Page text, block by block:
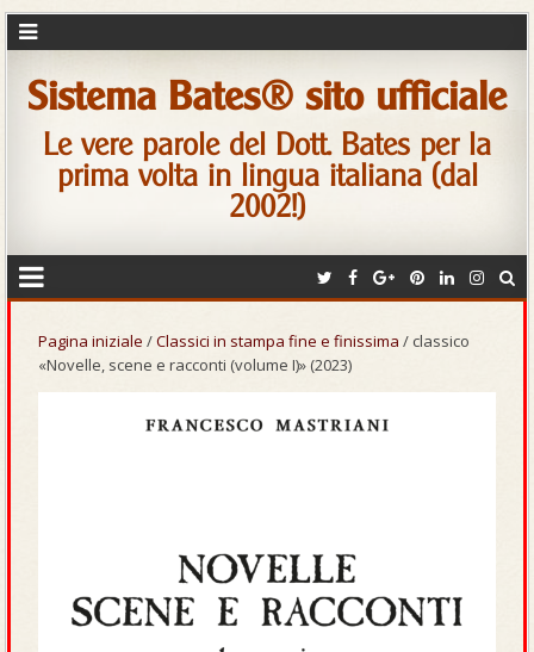
Sistema Bates® sito ufficiale
Le vere parole del Dott. Bates per la
prima volta in lingua italiana (dal
2002!)
Pagina iniziale /Classici in stampa fine e finissima / classico
«Novelle, scene e racconti (volume I)» (2023)